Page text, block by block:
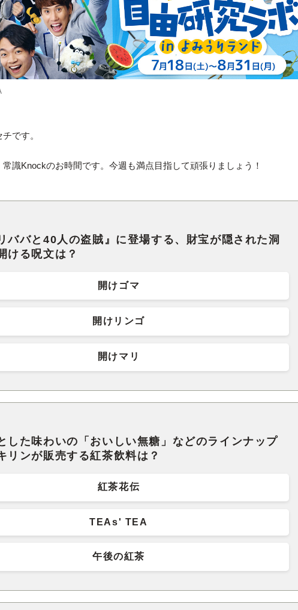
です。
識Knockのお時間です。今週も満点目指して頑張りましょう！
ババと40人の盗賊』に登場する、財宝が隠された洞
ける呪文は？
開けゴマ
開けリンゴ
開けマリ
した味わいの「おいしい無糖」などのラインナップ
リンが販売する紅茶飲料は？
紅茶花伝
TEAs' TEA
午後の紅茶